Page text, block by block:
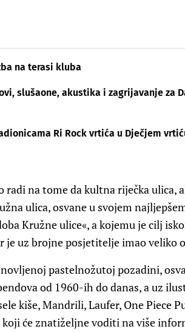
na terasi kluba
slušaone, akustika i zagrijavanje za
Ri Rock vrtića u Dječjem
radi na tome da kultna riječka ulica,
ulica, osvane u svojem
Kružne ulice«, a kojemu je cilj
je uz brojne posjetitelje imao veliko
pastelnožutoj pozadini,
od 1960-ih do danas, a uz
kiše, Mandrili, Laufer, One Piece
će znatiželjne voditi na više